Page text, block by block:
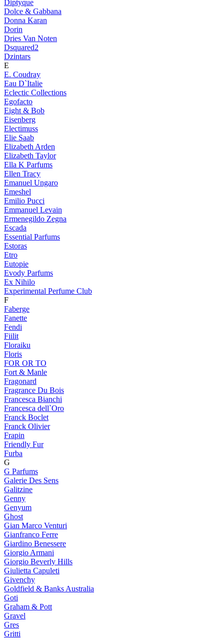
Diptyque
Dolce & Gabbana
Donna Karan
Dorin
Dries Van Noten
Dsquared2
Dzintars
E
E. Coudray
Eau D`Italie
Eclectic Collections
Egofacto
Eight & Bob
Eisenberg
Electimuss
Elie Saab
Elizabeth Arden
Elizabeth Taylor
Ella K Parfums
Ellen Tracy
Emanuel Ungaro
Emeshel
Emilio Pucci
Emmanuel Levain
Ermenegildo Zegna
Escada
Essential Parfums
Estoras
Etro
Eutopie
Evody Parfums
Ex Nihilo
Experimental Perfume Club
F
Faberge
Fanette
Fendi
Fiilit
Floraiku
Floris
FOR OR TO
Fort & Manle
Fragonard
Fragrance Du Bois
Francesca Bianchi
Francesca dell`Oro
Franck Boclet
Franck Olivier
Frapin
Friendly Fur
Furba
G
G Parfums
Galerie Des Sens
Galitzine
Genny
Genyum
Ghost
Gian Marco Venturi
Gianfranco Ferre
Giardino Benessere
Giorgio Armani
Giorgio Beverly Hills
Giulietta Capuleti
Givenchy
Goldfield & Banks Australia
Goti
Graham & Pott
Gravel
Gres
Gritti